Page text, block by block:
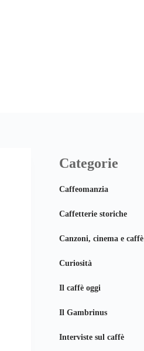
Categorie
Caffeomanzia
Caffetterie storiche
Canzoni, cinema e caffè
Curiosità
Il caffè oggi
Il Gambrinus
Interviste sul caffè